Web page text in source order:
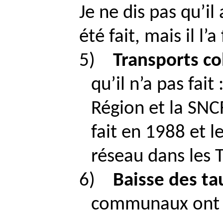
Je ne dis pas
été fait, mais il
5)
Transports
qu’il n’a pas fait
Région et la
fait en 1988 et
réseau dans les
6)
Baisse des
communaux ont